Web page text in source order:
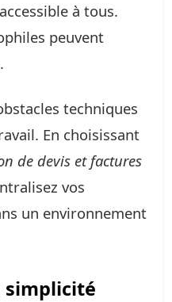
à tous.
peuvent
techniques
En choisissant
de devis et factures
vos
un environnement
simplicité